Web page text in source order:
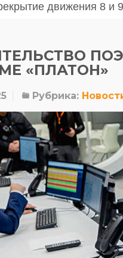
движения 31
«ПЛАТОН»
Рубрика: